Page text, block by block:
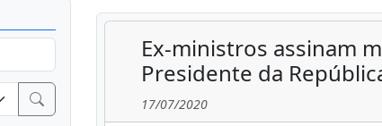
Ex-ministros assinam
Presidente da
17/07/2020